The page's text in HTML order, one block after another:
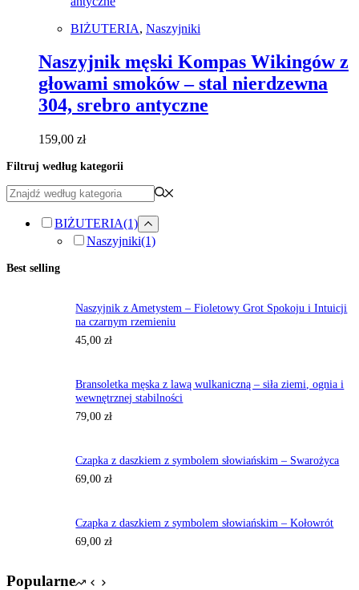
BIŻUTERIA, Naszyjniki
Naszyjnik męski Kompas Wikingów z
głowami smoków – stal nierdzewna
304, srebro antyczne
159,00 zł
Filtruj według kategorii
BIŻUTERIA(1)
Naszyjniki(1)
Best selling
Naszyjnik z Ametystem – Fioletowy Grot Spokoju i Intuicji
na czarnym rzemieniu
45,00zł
Bransoletka męska z lawą wulkaniczną – siła ziemi, ognia i
wewnętrznej stabilności
79,00zł
Czapka z daszkiem z symbolem słowiańskim – Swarożyca
69,00zł
Czapka z daszkiem z symbolem słowiańskim – Kołowrót
69,00zł
Popularne